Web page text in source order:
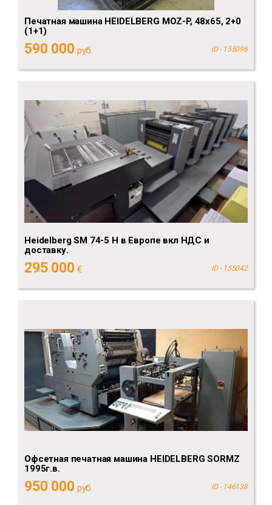
Печатная машина HEIDELBERG MOZ-P, 48x65, 2+0
(1+1)
590 000 руб. ID - 155096
Heidelberg SM 74-5 H в Европе вкл НДС и
доставку.
295 000 € ID - 155042
Офсетная печатная машина HEIDELBERG SORMZ
1995г.в.
950 000 руб. ID - 146138